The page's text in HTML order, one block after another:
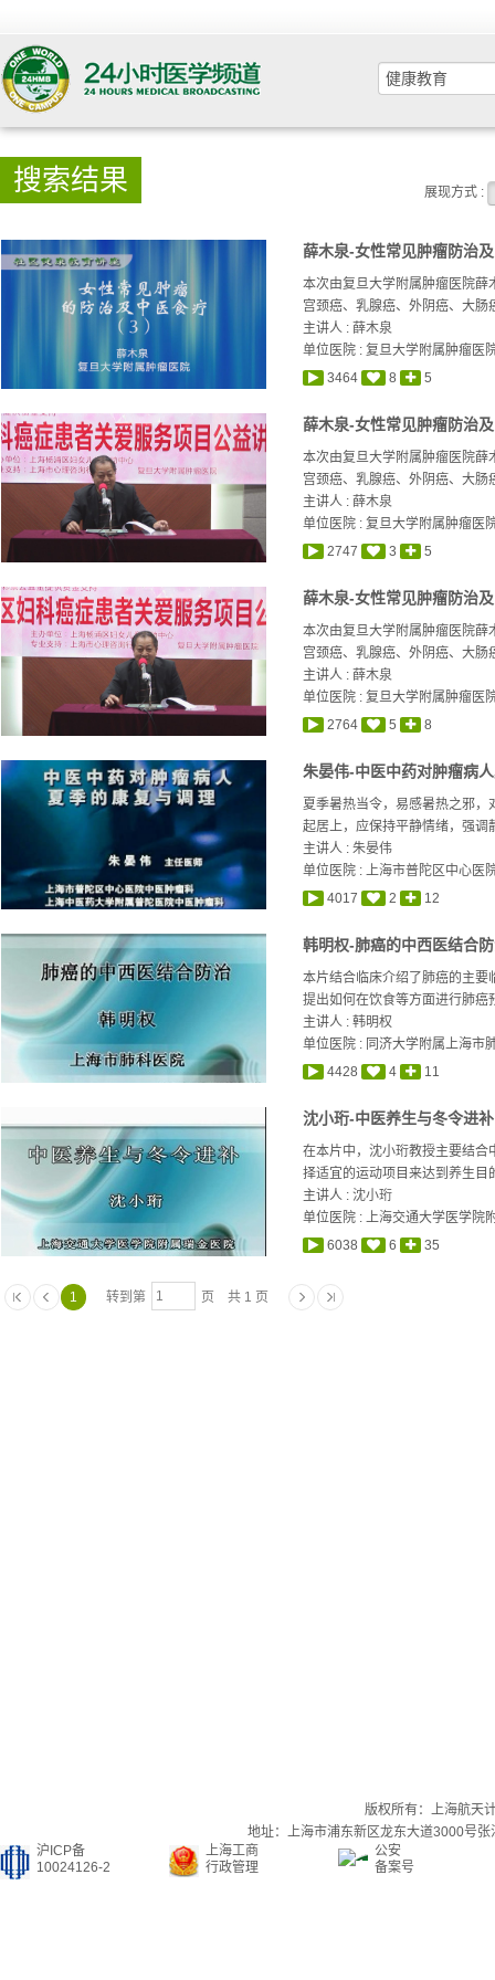
搜索结果 展现方式 :
薛木泉-女性常见肿瘤防治
本次由复旦大学附属肿瘤医院
宫颈癌、乳腺癌、外阴癌、大肠
主讲人 : 薛木泉
单位医院 : 复旦大学附属肿瘤医
3464
8 5
薛木泉-女性常见肿瘤防治
本次由复旦大学附属肿瘤医院
宫颈癌、乳腺癌、外阴癌、大肠
主讲人 : 薛木泉
单位医院 : 复旦大学附属肿瘤医
2747
3 5
薛木泉-女性常见肿瘤防治
本次由复旦大学附属肿瘤医院
宫颈癌、乳腺癌、外阴癌、大肠
主讲人 : 薛木泉
单位医院 : 复旦大学附属肿瘤医
2764
5 8
朱晏伟-中医中药对肿瘤病
夏季暑热当令，易感暑热之邪
起居上，应保持平静情绪，强调
主讲人 :朱晏伟
单位医院 : 上海市普陀区中心医
4017
2 12
韩明权-肺癌的中西医结合
本片结合临床介绍了肺癌的主
提出如何在饮食等方面进行肺癌
主讲人 :韩明权
单位医院 : 同济大学附属上海市
4428
4 11
沈小珩-中医养生与冬令进补
在本片中，沈小珩教授主要结
择适宜的运动项目来达到养生目
主讲人 :沈小珩
单位医院 : 上海交通大学医学院
6038
6 35
1 转到第 页 共 1 页
版权所有：上海航天
地址：上海市浦东新区龙东大道3000号
沪ICP备
10024126-2
上海工商
行政管理
公安
备案号